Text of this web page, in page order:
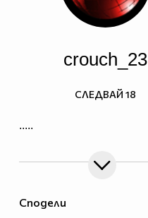
Сподели
crouch_23
.....
СЛЕДВАЙ 18